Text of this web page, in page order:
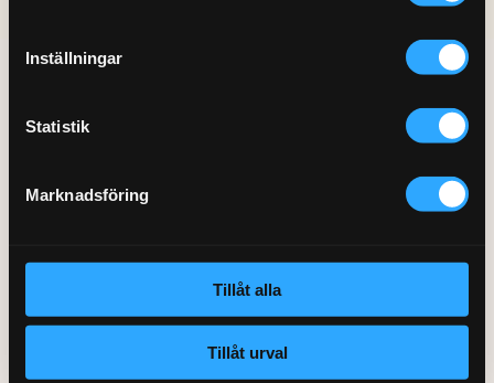
Inställningar
Statistik
Marknadsföring
Tillåt alla
Tillåt urval
112 38 Stockholm
Telefon: 0770 220 720
Klicka här